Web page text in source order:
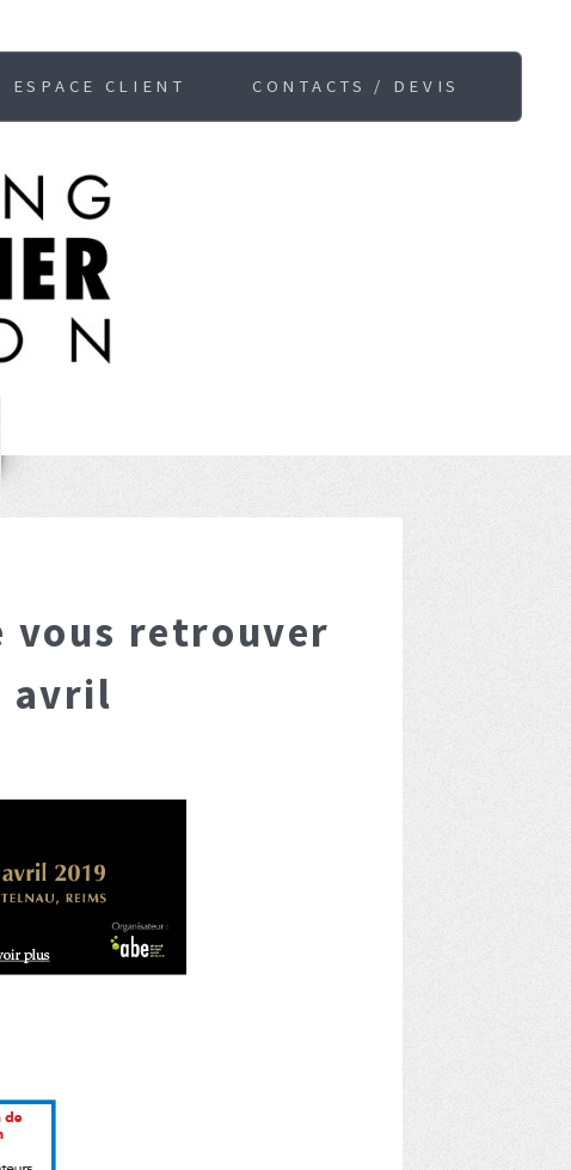
ESPACE CLIENT CONTACTS / DEVIS
vous retrouver
avril